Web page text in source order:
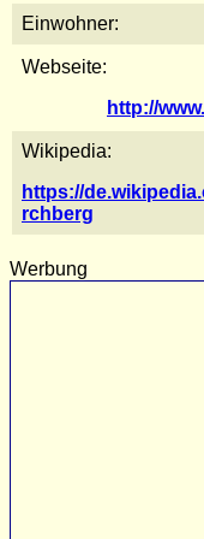
Einwohner:
Webseite:
http://
Wikipedia:
https://
rchberg
Werbung